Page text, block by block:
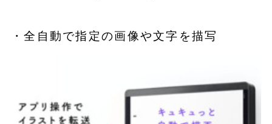
・全自動で指定の画像や文字を描写